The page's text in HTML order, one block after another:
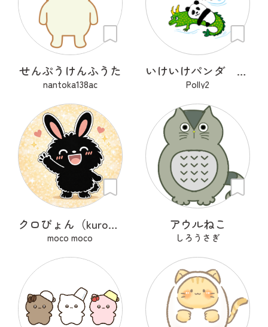
せんぷうけんふうた
nantoka138ac
いけいけパンダ 遠足
Polly2
クロぴょん（kuropyon）
moco moco
アウルねこ
しろうさぎ